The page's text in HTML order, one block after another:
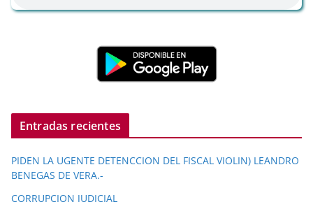
Entradas recientes
PIDEN LA UGENTE DETENCCION DEL FISCAL VIOLIN) LEANDRO
BENEGAS DE VERA.-
CORRUPCION JUDICIAL